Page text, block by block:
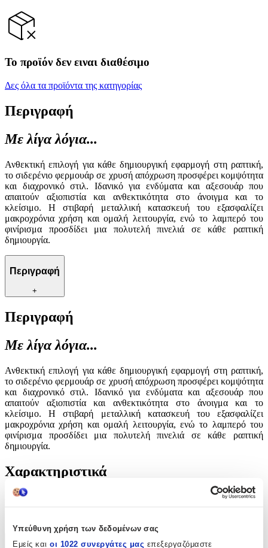
Υπεύθυνη χρήση των δεδομένων σας
Εμείς και οι 1022 συνεργάτες μας επεξεργαζόμαστε
Το προϊόν δεν ειναι διαθέσιμο
Δες όλα τα προϊόντα της κατηγορίας
Περιγραφή
Με λίγα λόγια...
Ανθεκτική επιλογή για κάθε δημιουργική εφαρμογή στη ραπτική,
το σιδερένιο φερμουάρ σε χρυσή απόχρωση προσφέρει κομψότητα
και διαχρονικό στιλ. Ιδανικό για ενδύματα και αξεσουάρ που
απαιτούν αξιοπιστία και ανθεκτικότητα στο άνοιγμα και το
κλείσιμο. Η στιβαρή μεταλλική κατασκευή του εξασφαλίζει
μακροχρόνια χρήση και ομαλή λειτουργία, ενώ το λαμπερό του
φινίρισμα προσδίδει μια πολυτελή πινελιά σε κάθε ραπτική
δημιουργία.
Περιγραφή
+
Περιγραφή
Με λίγα λόγια...
Ανθεκτική επιλογή για κάθε δημιουργική εφαρμογή στη ραπτική,
το σιδερένιο φερμουάρ σε χρυσή απόχρωση προσφέρει κομψότητα
και διαχρονικό στιλ. Ιδανικό για ενδύματα και αξεσουάρ που
απαιτούν αξιοπιστία και ανθεκτικότητα στο άνοιγμα και το
κλείσιμο. Η στιβαρή μεταλλική κατασκευή του εξασφαλίζει
μακροχρόνια χρήση και ομαλή λειτουργία, ενώ το λαμπερό του
φινίρισμα προσδίδει μια πολυτελή πινελιά σε κάθε ραπτική
δημιουργία.
Χαρακτηριστικά
Είδος: